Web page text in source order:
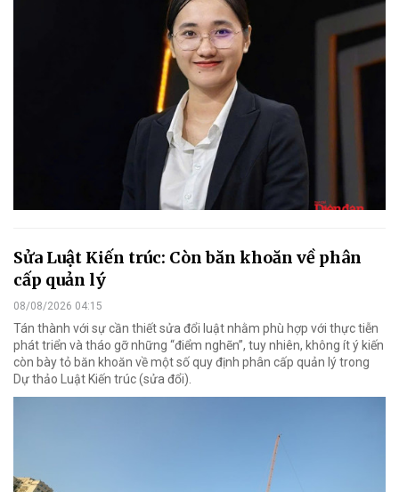
Sửa Luật Kiến trúc: Còn băn khoăn về phân
cấp quản lý
08/08/2026 04:15
Tán thành với sự cần thiết sửa đổi luật nhằm phù hợp với thực tiễn
phát triển và tháo gỡ những “điểm nghẽn”, tuy nhiên, không ít ý kiến
còn bày tỏ băn khoăn về một số quy định phân cấp quản lý trong
Dự thảo Luật Kiến trúc (sửa đổi).